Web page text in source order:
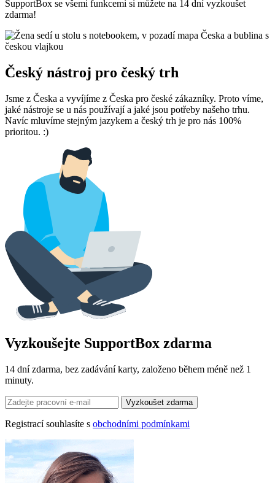
SupportBox se všemi funkcemi si můžete na 14 dní vyzkoušet
zdarma!
Český nástroj pro český trh
Jsme z Česka a vyvíjíme z Česka pro české zákazníky. Proto víme,
jaké nástroje se u nás používají a jaké jsou potřeby našeho trhu.
Navíc mluvíme stejným jazykem a český trh je pro nás 100%
prioritou. :)
Vyzkoušejte SupportBox zdarma
14 dní zdarma, bez zadávání karty, založeno během méně než 1
minuty.
Registrací souhlasíte s obchodními podmínkami